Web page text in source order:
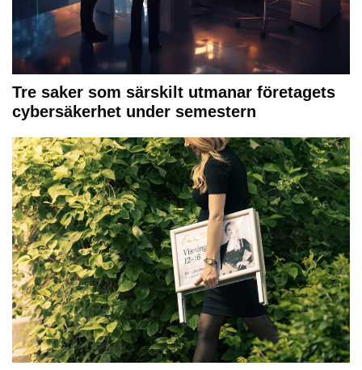
Tre saker som särskilt utmanar företagets
cybersäkerhet under semestern